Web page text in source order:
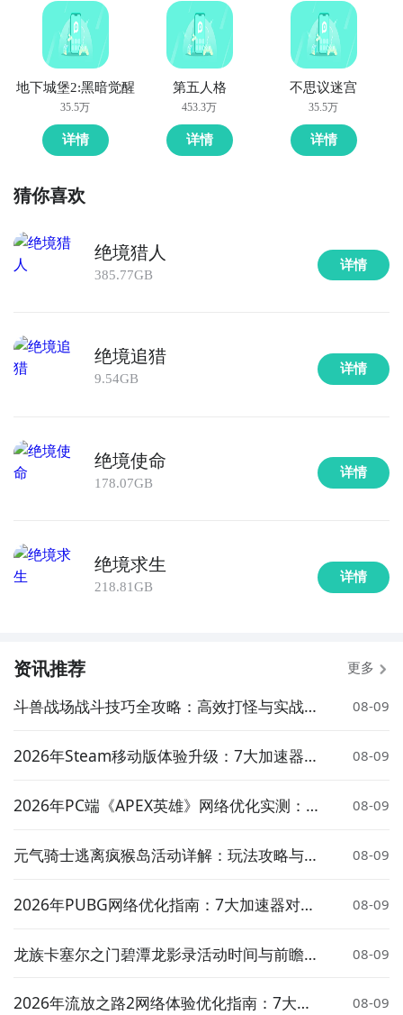
地下城堡2:黑暗觉醒
35.5万
详情
第五人格
453.3万
详情
不思议迷宫
35.5万
详情
猜你喜欢
绝境猎人
385.77GB
详情
绝境追猎
9.54GB
详情
绝境使命
178.07GB
详情
绝境求生
218.81GB
详情
资讯推荐 更多
斗兽战场战斗技巧全攻略：高效打怪与实战策
08-09
2026年Steam移动版体验升级：7大加速器对
08-09
2026年PC端《APEX英雄》网络优化实测：7
08-09
元气骑士逃离疯猴岛活动详解：玩法攻略与奖
08-09
2026年PUBG网络优化指南：7大加速器对比
08-09
龙族卡塞尔之门碧潭龙影录活动时间与前瞻介
08-09
2026年流放之路2网络体验优化指南：7大加
08-09